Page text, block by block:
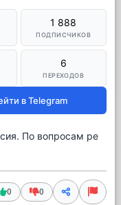
1 888
ПОДПИСЧИКОВ
6
ПЕРЕХОДОВ
в Telegram
По вопросам ре
0 0